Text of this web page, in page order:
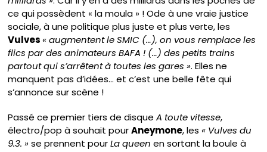
ce qui possèdent « la moula » ! Ode à une vraie justice
sociale, à une politique plus juste et plus verte, les
Vulves« augmentent le SMIC (…), on vous remplace les
flics par des animateurs BAFA ! (…) des petits trains
partout qui s’arrêtent à toutes les gares ». Elles ne
manquent pas d’idées… et c’est une belle fête qui
s’annonce sur scène !
Passé ce premier tiers de disqueA toute vitesse,
électro/pop à souhait pourAneymone, les« Vulves du
9.3. »se prennent pourLa queen en sortant la boule à